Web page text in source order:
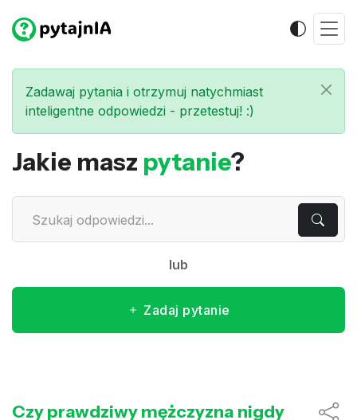
Zadawaj pytania i otrzymuj natychmiast
inteligentne odpowiedzi - przetestuj! :)
Jakie masz pytanie?
lub
Zadaj pytanie
Czy prawdziwy mężczyzna nigdy